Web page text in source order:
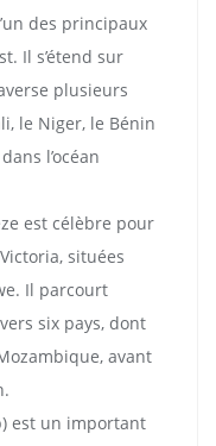
des principaux
Il s’étend sur
plusieurs
le Niger, le Bénin
l’océan
est célèbre pour
situées
Il parcourt
six pays, dont
avant
est un important